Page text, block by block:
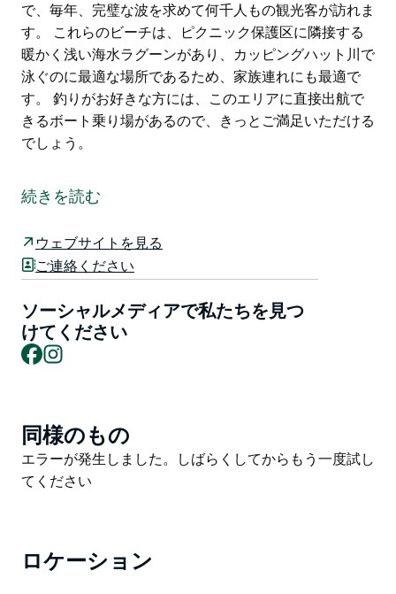
で、毎年、完璧な波を求めて何千人もの観光客が訪れま
す。 これらのビーチは、ピクニック保護区に隣接する
暖かく浅い海水ラグーンがあり、カッピングハット川で
泳ぐのに最適な場所であるため、家族連れにも最適で
す。 釣りがお好きな方には、このエリアに直接出航で
きるボート乗り場があるので、きっとご満足いただける
でしょう。
ルトウォーター国立公園内のソルトウォーターポイント
によって隔てられています。
オールドバーのすぐ南に位置するこれらのビーチは、サ
ーフィン愛好家に最適で、毎年、完璧な波を求めて何千
これらのビーチは、ピクニック保護区に隣接する暖かく
浅い海水ラグーンがあり、カッピングハット川で泳ぐの
に最適な場所であるため、家族連れにも最適です。
う。
続きを読む
ウェブサイトを見る
ご連絡ください
ソーシャルメディアで私たちを見つ
けてください
Facebook
Product
List
同様のもの
Product
List
エラーが発生しました。しばらくしてからもう一度試し
てください
ロケーション